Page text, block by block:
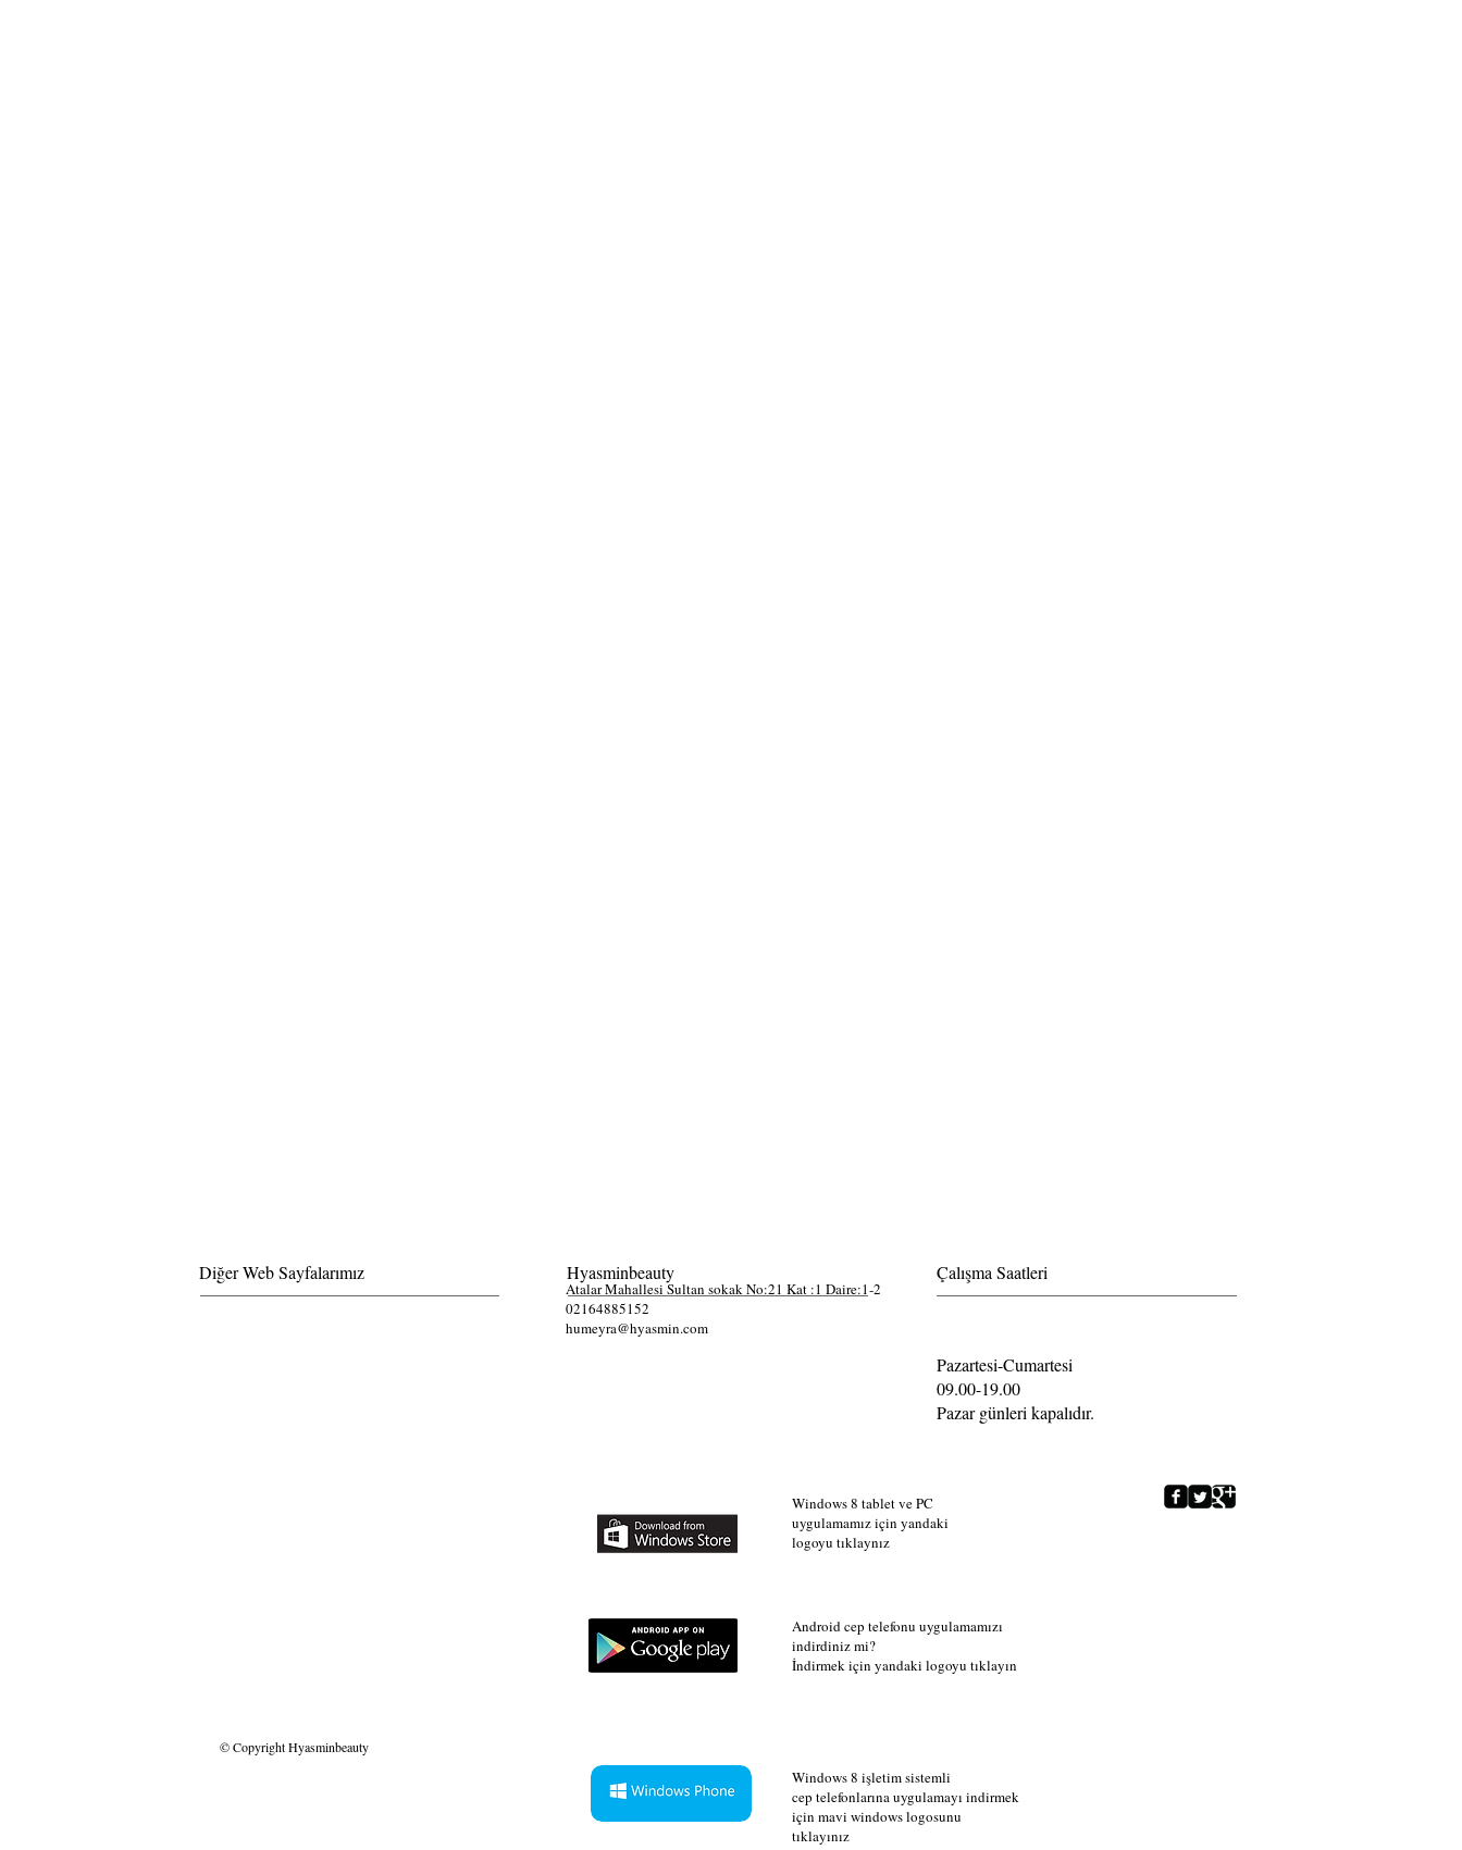
Diğer Web Sayfalarımız Hyasminbeauty
Atalar Mahallesi Sultan sokak No:21 Kat :1 Daire:1-2
02164885152
humeyra@hyasmin.com
Çalışma Saatleri
Pazartesi-Cumartesi
09.00-19.00
Pazar günleri kapalıdır.
Android cep telefonu uygulamamızı
indirdiniz mi?
İndirmek için yandaki logoyu tıklayın
Windows 8 tablet ve PC
uygulamamız için yandaki
logoyu tıklaynız
© Copyright Hyasminbeauty
Windows 8 işletim sistemli
cep telefonlarına uygulamayı indirmek
için mavi windows logosunu
tıklayınız